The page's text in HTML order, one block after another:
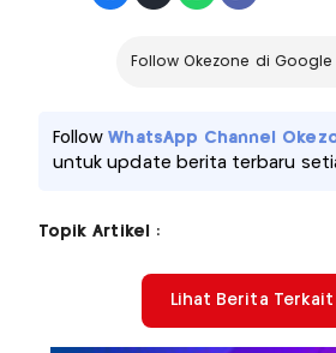
Follow Okezone di Google
FollowWhatsApp Channel
untuk update berita terbaru
Topik Artikel :
Lihat Berita Terkait